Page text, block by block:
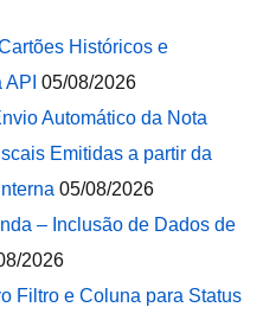
Históricos e
05/08/2026
Automático da Nota
Emitidas a partir da
05/08/2026
– Inclusão de Dados de
2026
Filtro e Coluna para Status